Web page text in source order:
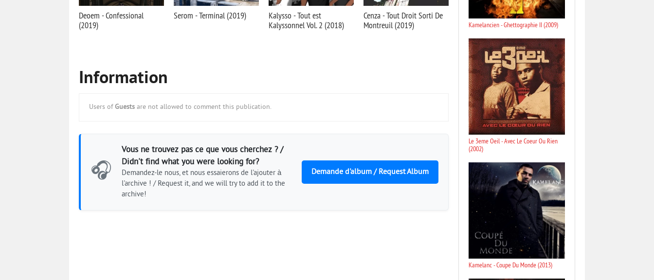
Deoem - Confessional
(2019)
Serom - Terminal (2019)
Kalysso - Tout est
Kalyssonnel Vol. 2 (2018)
Cenza - Tout Droit Sorti De
Montreuil (2019)
Information
Users of Guests are not allowed to comment this publication.
🎧
Vous ne trouvez pas ce que vous cherchez ? /
Didn't find what you were looking for?
Demandez-le nous, et nous essaierons de l'ajouter à
l'archive ! / Request it, and we will try to add it to the
archive!
Demande d'album / Request Album
Kamelancien - Ghettographie II (2009)
Le 3eme Oeil - Avec Le Coeur Ou Rien
(2002)
Kamelanc - Coupe Du Monde (2013)